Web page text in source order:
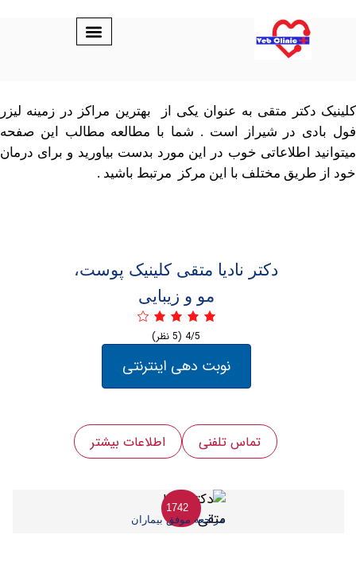
متقی به عنوان یکی از بهترین مراکز در زمینه لیزر
در شیراز است . شما با مطالعه مطالب این صفحه
اطلاعاتی خوب در این مورد بدست بیاورید و برای درمان
مختلف با این مرکز مرتبط باشید .
دکتر نادیا متقی کلینیک پوست،
مو و زیبایی
نوبت دهی اینترنتی
تماس تلفنی اطلاعات بیشتر
مراجعه موفق بیماران